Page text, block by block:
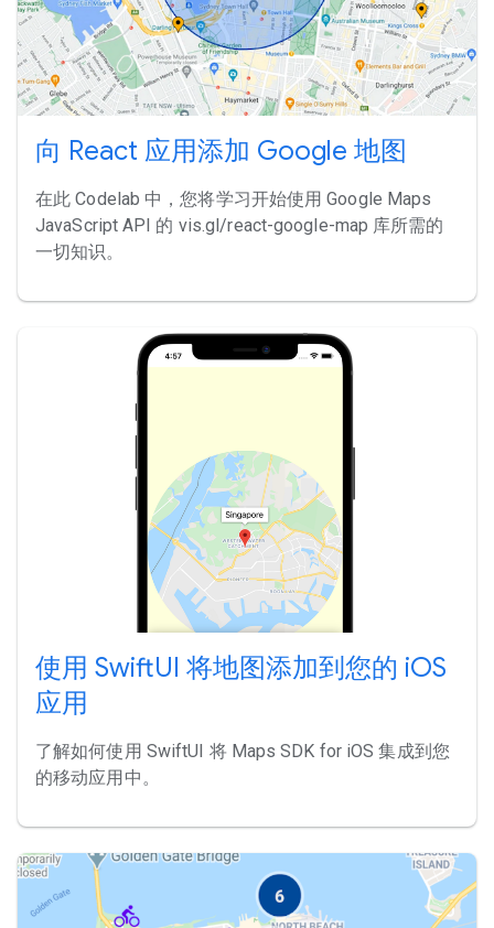
向 React 应用添加 Google 地图
在此 Codelab 中，您将学习开始使用 Google Maps
JavaScript API 的 vis.gl/react-google-map 库所需的
一切知识。
使用 SwiftUI 将地图添加到您的 iOS
应用
了解如何使用 SwiftUI 将 Maps SDK for iOS 集成到您
的移动应用中。